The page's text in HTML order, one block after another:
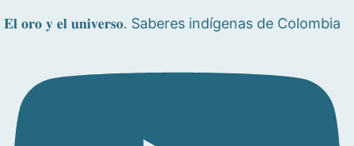
𝐄𝐥 𝐨𝐫𝐨 𝐲 𝐞𝐥 𝐮𝐧𝐢𝐯𝐞𝐫𝐬𝐨. Saberes indígenas de Colombia